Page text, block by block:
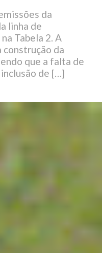
da
linha de
Tabela 2. A
da
que a falta de
de […]